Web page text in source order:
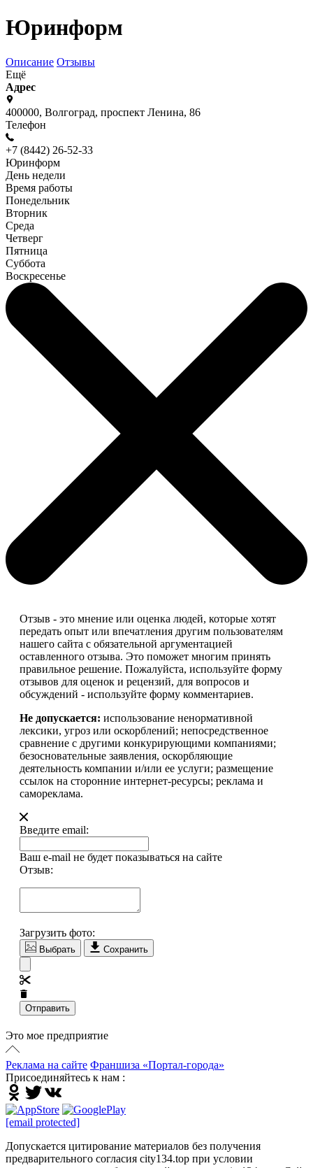
Юринформ
Описание Отзывы
Ещё
Адрес
400000, Волгоград, проспект Ленина, 86
Телефон
+7 (8442) 26-52-33
Юринформ
День недели
Время работы
Понедельник
Вторник
Среда
Четверг
Пятница
Суббота
Воскресенье
Отзыв - это мнение или оценка людей, которые хотят
передать опыт или впечатления другим пользователям
нашего сайта с обязательной аргументацией
оставленного отзыва. Это поможет многим принять
правильное решение. Пожалуйста, используйте форму
отзывов для оценок и рецензий, для вопросов и
обсуждений - используйте форму комментариев.
Не допускается: использование ненормативной
лексики, угроз или оскорблений; непосредственное
сравнение с другими конкурирующими компаниями;
безосновательные заявления, оскорбляющие
деятельность компании и/или ее услуги; размещение
ссылок на сторонние интернет-ресурсы; реклама и
самореклама.
Введите email:
Ваш e-mail не будет показываться на сайте
Отзыв:
Загрузить фото:
Выбрать Сохранить
Отправить
Это мое предприятие
Реклама на сайте Франшиза «Портал-города»
Присоединяйтесь к нам :
[email protected]
Допускается цитирование материалов без получения
предварительного согласия city134.top при условии